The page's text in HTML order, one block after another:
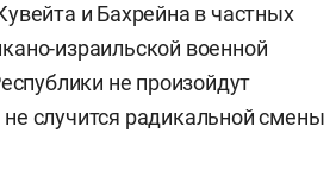
и Бахрейна в частных
израильской военной
не произойдут
случится радикальной смены